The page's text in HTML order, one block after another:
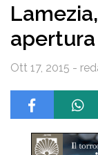
Ott 17, 2015 -